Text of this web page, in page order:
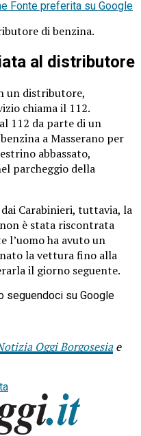
Fonte preferita su Google
di benzina.
al distributore
un distributore,
chiama il 112.
112 da parte di un
a Masserano per
abbassato,
parcheggio della
Carabinieri, tuttavia, la
è stata riscontrata
l’uomo ha avuto un
la vettura fino alla
il giorno seguente.
seguendoci su Google
Oggi Borgosesiae